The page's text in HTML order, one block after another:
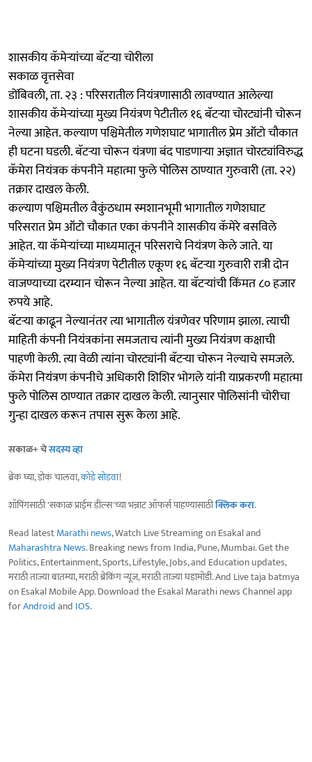
शासकीय कॅमेऱ्यांच्या बॅटऱ्या चोरीला
सकाळ वृत्तसेवा
डोंबिवली, ता. २३ : परिसरातील नियंत्रणासाठी लावण्यात आलेल्या
शासकीय कॅमेऱ्यांच्या मुख्य नियंत्रण पेटीतील १६ बॅटऱ्या चोरट्यांनी चोरून
नेल्या आहेत. कल्याण पश्चिमेतील गणेशघाट भागातील प्रेम ऑटो चौकात
ही घटना घडली. बॅटऱ्या चोरून यंत्रणा बंद पाडणाऱ्या अज्ञात चोरट्यांविरुद्ध
कॅमेरा नियंत्रक कंपनीने महात्मा फुले पोलिस ठाण्यात गुरुवारी (ता. २२)
तक्रार दाखल केली.
कल्याण पश्चिमतील वैकुंठधाम स्मशानभूमी भागातील गणेशघाट
परिसरात प्रेम ऑटो चौकात एका कंपनीने शासकीय कॅमेरे बसविले
आहेत. या कॅमेऱ्यांच्या माध्यमातून परिसराचे नियंत्रण केले जाते. या
कॅमेऱ्यांच्या मुख्य नियंत्रण पेटीतील एकूण १६ बॅटऱ्या गुरुवारी रात्री दोन
वाजण्याच्या दरम्यान चोरून नेल्या आहेत. या बॅटऱ्यांची किंमत ८० हजार
रुपये आहे.
बॅटऱ्या काढून नेल्यानंतर त्या भागातील यंत्रणेवर परिणाम झाला. त्याची
माहिती कंपनी नियंत्रकांना समजताच त्यांनी मुख्य नियंत्रण कक्षाची
पाहणी केली. त्या वेळी त्यांना चोरट्यांनी बॅटऱ्या चोरून नेल्याचे समजले.
कॅमेरा नियंत्रण कंपनीचे अधिकारी शिशिर भोगले यांनी याप्रकरणी महात्मा
फुले पोलिस ठाण्यात तक्रार दाखल केली. त्यानुसार पोलिसांनी चोरीचा
गुन्हा दाखल करून तपास सुरू केला आहे.
सकाळ+ चेसदस्य व्हा
ब्रेक घ्या, डोकं चालवा,कोडे सोडवा!
शॉपिंगसाठी 'सकाळ प्राईम डील्स'च्या भन्नाट ऑफर्स पाहण्यासाठीक्लिक करा.
Read latestMarathi news, Watch Live Streaming on Esakal and
Maharashtra News. Breaking news from India, Pune, Mumbai. Get the
Politics, Entertainment, Sports, Lifestyle, Jobs, and Education updates,
मराठी ताज्या बातम्या, मराठी ब्रेकिंग न्यूज, मराठी ताज्या घडामोडी. And Live taja batmya
on Esakal Mobile App. Download the Esakal Marathi news Channel app
forAndroidand IOS.